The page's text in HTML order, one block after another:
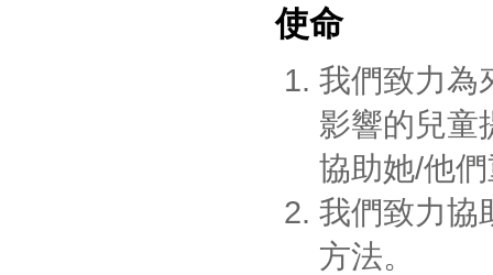
使命
我們致力為
影響的兒童
協助她/他
我們致力協
方法。